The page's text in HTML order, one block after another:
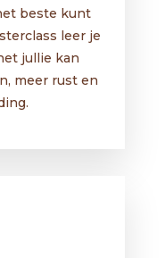
beste kunt
leer je
jullie kan
meer rust en